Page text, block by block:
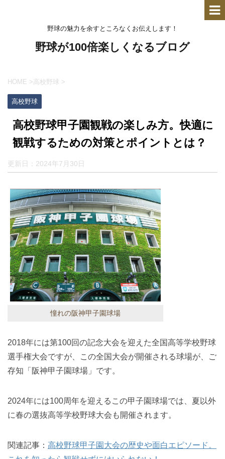
野球の魅力を余すところなくお伝えします！
野球が100倍楽しくなるブログ
HOME >高校野球 >
高校野球
高校野球甲子園観戦の楽しみ方。快適に
観戦するための対策とポイントとは？
更新日： 2024年7月30日
憧れの阪神甲子園球場
2018年には第100回の記念大会を迎えた全国高等学校野球
選手権大会ですが、この全国大会が開催される球場が、ご
存知「阪神甲子園球場」です。
2024年には100周年を迎えるこの甲子園球場では、夏以外
に春の選抜高等学校野球大会も開催されます。
関連記事： 高校野球甲子園大会の歴史や面白エピソード。